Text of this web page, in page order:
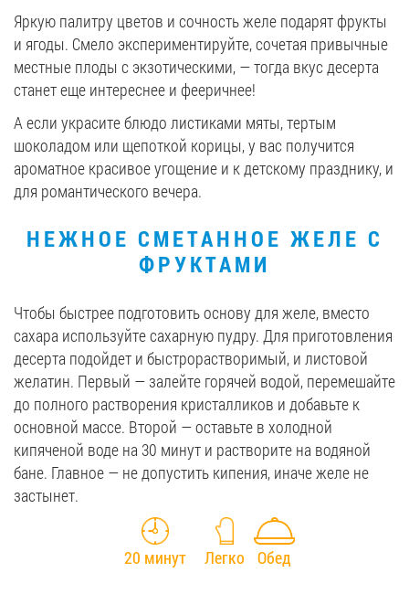
Яркую палитру цветов и сочность желе подарят фрукты
и ягоды. Смело экспериментируйте, сочетая привычные
местные плоды с экзотическими, — тогда вкус десерта
станет еще интереснее и фееричнее!
А если украсите блюдо листиками мяты, тертым
шоколадом или щепоткой корицы, у вас получится
ароматное красивое угощение и к детскому празднику, и
для романтического вечера.
НЕЖНОЕ СМЕТАННОЕ ЖЕЛЕ С
ФРУКТАМИ
Чтобы быстрее подготовить основу для желе, вместо
сахара используйте сахарную пудру. Для приготовления
десерта подойдет и быстрорастворимый, и листовой
желатин. Первый — залейте горячей водой, перемешайте
до полного растворения кристалликов и добавьте к
основной массе. Второй — оставьте в холодной
кипяченой воде на 30 минут и растворите на водяной
бане. Главное — не допустить кипения, иначе желе не
застынет.
20 минут Легко Обед